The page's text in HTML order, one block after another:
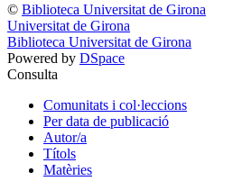
© Biblioteca Universitat de Girona
Universitat de Girona
Biblioteca Universitat de Girona
Powered by DSpace
Consulta
Comunitats i col·leccions
Per data de publicació
Autor/a
Títols
Matèries